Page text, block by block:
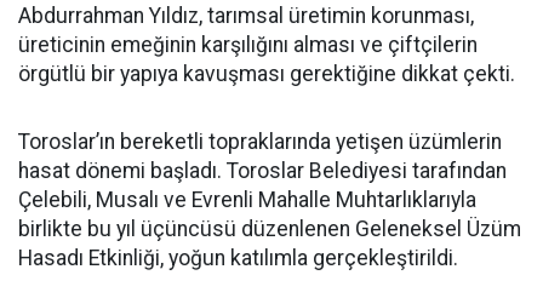
Abdurrahman Yıldız, tarımsal üretimin korunması,
üreticinin emeğinin karşılığını alması ve çiftçilerin
örgütlü bir yapıya kavuşması gerektiğine dikkat çekti.
Toroslar’ın bereketli topraklarında yetişen üzümlerin
hasat dönemi başladı. Toroslar Belediyesi tarafından
Çelebili, Musalı ve Evrenli Mahalle Muhtarlıklarıyla
birlikte bu yıl üçüncüsü düzenlenen Geleneksel Üzüm
Hasadı Etkinliği, yoğun katılımla gerçekleştirildi.